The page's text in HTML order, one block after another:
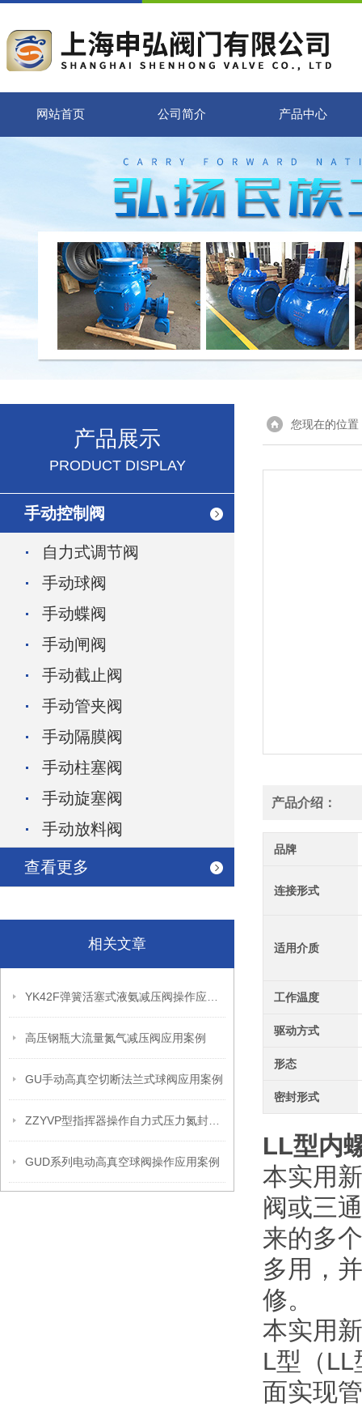
网站首页 公司简介 产品中心
产品展示
PRODUCT DISPLAY
手动控制阀
自力式调节阀
手动球阀
手动蝶阀
手动闸阀
手动截止阀
手动管夹阀
手动隔膜阀
手动柱塞阀
手动旋塞阀
手动放料阀
查看更多
相关文章
高压钢瓶大流量氮气减压阀应用案例
GU手动高真空切断法兰式球阀应用案例
GUD系列电动高真空球阀操作应用案例
您现在的位置
产品介绍：
品牌
连接形式
适用介质
工作温度
驱动方式
形态
密封形式
LL型内
本实用
阀或三
来的多
多用，
修。
本实用
L型（
面实现